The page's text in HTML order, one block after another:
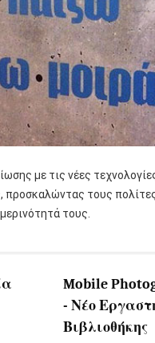
με τις νέες
τους
τους.
Mobile
- Νέο
Βιβλιοθήκης